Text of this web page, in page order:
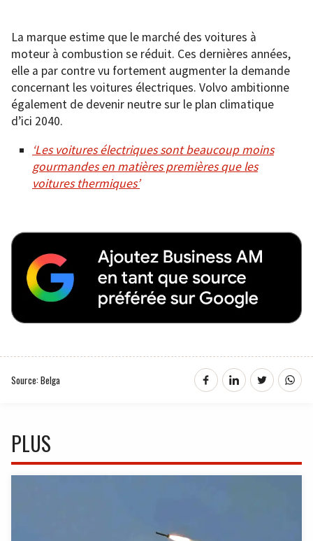
La marque estime que le marché des voitures à
moteur à combustion se réduit. Ces dernières années,
elle a par contre vu fortement augmenter la demande
concernant les voitures électriques. Volvo ambitionne
également de devenir neutre sur le plan climatique
d’ici 2040.
‘Les voitures électriques sont beaucoup moins
gourmandes en matières premières que les
voitures thermiques’
Source: Belga
PLUS